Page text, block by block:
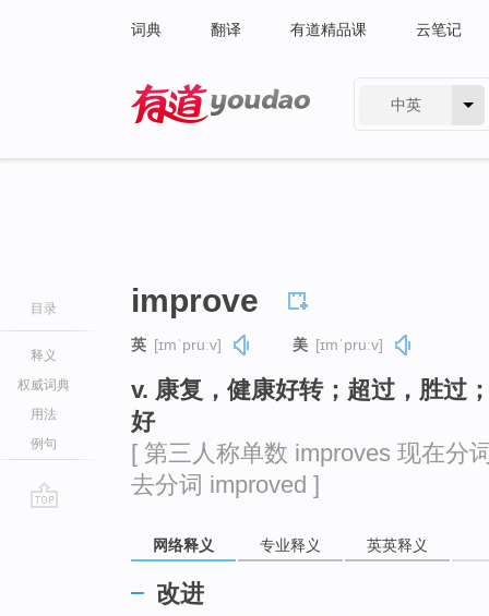
词典 翻译 有道精品课 云笔记
中英
目录
释义
权威词典
用法
例句
improve
英 [ɪmˈpruːv] 美 [ɪmˈpruːv]
v. 康复，健康好转；超过，胜
好
[ 第三人称单数 improves 现在分
去分词 improved ]
网络释义 专业释义 英英释义
改进